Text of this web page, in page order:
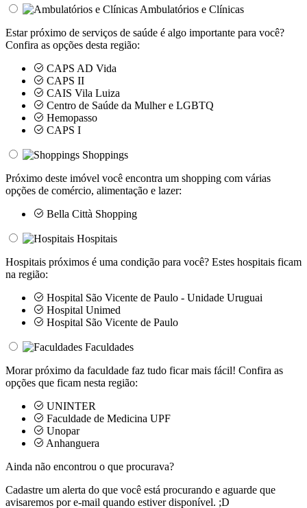
Ambulatórios e Clínicas
Estar próximo de serviços de saúde é algo importante para você?
Confira as opções desta região:
CAPS AD Vida
CAPS II
CAIS Vila Luiza
Centro de Saúde da Mulher e LGBTQ
Hemopasso
CAPS I
Shoppings
Próximo deste imóvel você encontra um shopping com várias
opções de comércio, alimentação e lazer:
Bella Città Shopping
Hospitais
Hospitais próximos é uma condição para você? Estes hospitais ficam
na região:
Hospital São Vicente de Paulo - Unidade Uruguai
Hospital Unimed
Hospital São Vicente de Paulo
Faculdades
Morar próximo da faculdade faz tudo ficar mais fácil! Confira as
opções que ficam nesta região:
UNINTER
Faculdade de Medicina UPF
Unopar
Anhanguera
Ainda não encontrou o que procurava?
Cadastre um alerta do que você está procurando e aguarde que
avisaremos por e-mail quando estiver disponível. ;D